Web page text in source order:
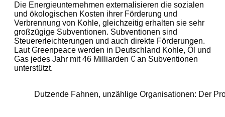
Die Energieunternehmen externalisieren die sozialen
und ökologischen Kosten ihrer Förderung und
Verbrennung von Kohle, gleichzeitig erhalten sie sehr
großzügige Subventionen. Subventionen sind
Steuererleichterungen und auch direkte Förderungen.
Laut Greenpeace werden in Deutschland Kohle, Öl und
Gas jedes Jahr mit 46 Milliarden € an Subventionen
unterstützt.
Dutzende Fahnen, unzählige Organisationen: Der